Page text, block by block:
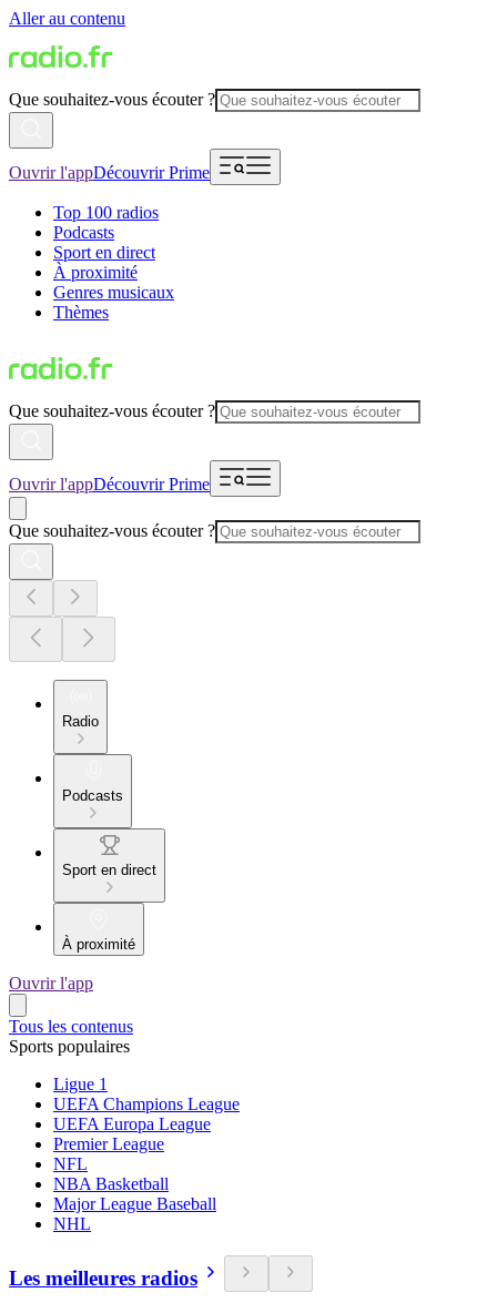
Aller au contenu
Que souhaitez-vous écouter ?
Ouvrir l'appDécouvrir Prime
Top 100 radios
Podcasts
Sport en direct
À proximité
Genres musicaux
Thèmes
Que souhaitez-vous écouter ?
Ouvrir l'appDécouvrir Prime
Que souhaitez-vous écouter ?
Radio
Podcasts
Sport en direct
À proximité
Ouvrir l'app
Tous les contenus
Sports populaires
Ligue 1
UEFA Champions League
UEFA Europa League
Premier League
NFL
NBA Basketball
Major League Baseball
NHL
Les meilleures radios